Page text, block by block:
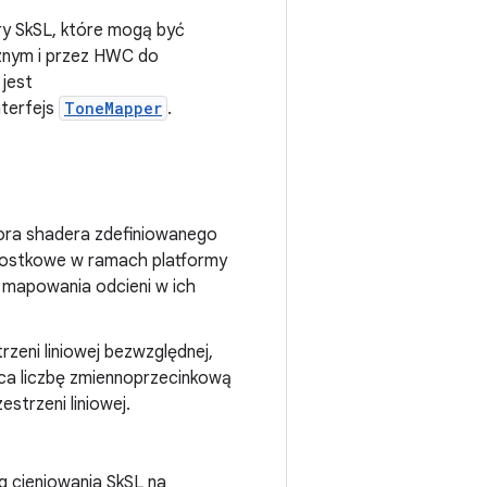
SkSL, które mogą być
i przez HWC do
jest
ToneMapper .
shadera zdefiniowanego
w ramach platformy
odcieni w ich
liniowej bezwzględnej,
liczbę zmiennoprzecinkową
liniowej.
SkSL na